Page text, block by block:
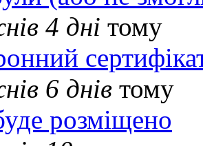
4 дні тому
6 днів тому
розміщено